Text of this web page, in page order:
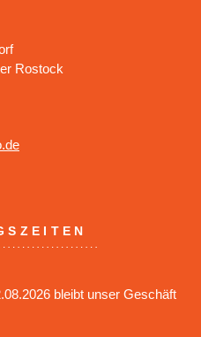
Rostock
bleibt unser Geschäft